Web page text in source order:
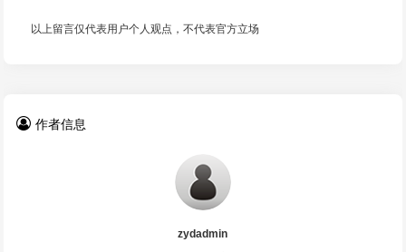
以上留言仅代表用户个人观点，不代表官方立场
作者信息
zydadmin